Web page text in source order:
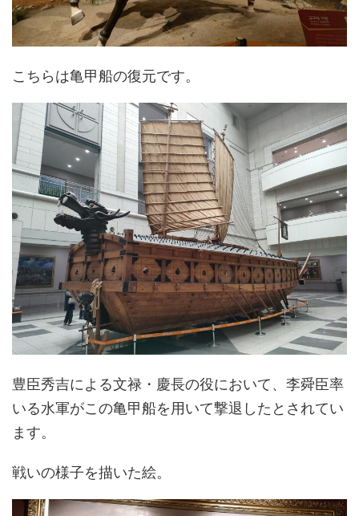
こちらは亀甲船の復元です。
豊臣秀吉による文禄・慶長の役において、李舜臣率
いる水軍がこの亀甲船を用いて撃退したとされてい
ます。
戦いの様子を描いた絵。